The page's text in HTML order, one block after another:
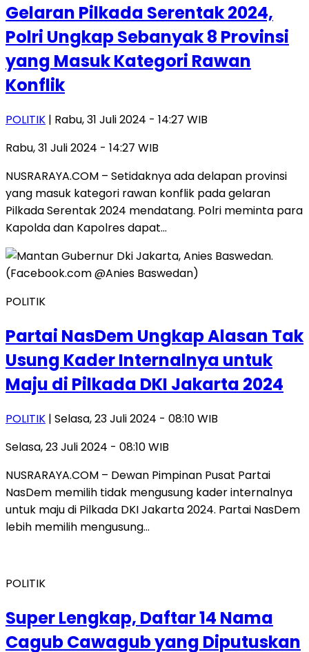
Gelaran Pilkada Serentak 2024,
Polri Ungkap Sebanyak 8 Provinsi
yang Masuk Kategori Rawan
Konflik
POLITIK | Rabu, 31 Juli 2024 - 14:27 WIB
Rabu, 31 Juli 2024 - 14:27 WIB
NUSRARAYA.COM – Setidaknya ada delapan provinsi
yang masuk kategori rawan konflik pada gelaran
Pilkada Serentak 2024 mendatang. Polri meminta para
Kapolda dan Kapolres dapat…
POLITIK
Partai NasDem Ungkap Alasan Tak
Usung Kader Internalnya untuk
Maju di Pilkada DKI Jakarta 2024
POLITIK | Selasa, 23 Juli 2024 - 08:10 WIB
Selasa, 23 Juli 2024 - 08:10 WIB
NUSRARAYA.COM – Dewan Pimpinan Pusat Partai
NasDem memilih tidak mengusung kader internalnya
untuk maju di Pilkada DKI Jakarta 2024. Partai NasDem
lebih memilih mengusung…
POLITIK
Super Lengkap, Daftar 14 Nama
Cagub Cawagub yang Diputuskan